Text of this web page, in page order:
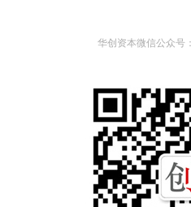
华创资本微信公众号